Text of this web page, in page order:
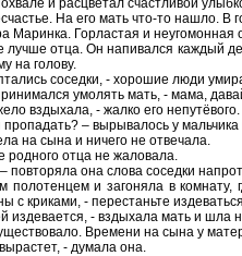
и расцветал счастливой
На его мать что-то нашло.
Маринка. Горластая и
лучше отца. Он напивался каждый
на голову.
соседки, - хорошие люди
умолять мать, - мама,
вздыхала, - жалко его
– вырывалось у мальчика
на сына и ничего не отвечала.
отца не жаловала.
повторяла она слова соседки
и загоняла в комнату,
с криками, - перестаньте
издевается, - вздыхала мать и шла
Времени на сына у
- думала она.